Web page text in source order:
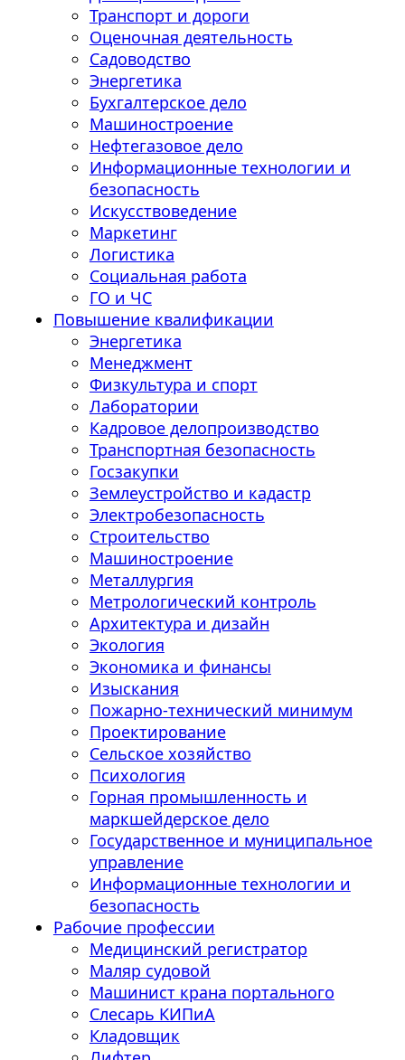
Транспорт и дороги
Оценочная деятельность
Садоводство
Энергетика
Бухгалтерское дело
Машиностроение
Нефтегазовое дело
Информационные технологии и
безопасность
Искусствоведение
Маркетинг
Логистика
Социальная работа
ГО и ЧС
Повышение квалификации
Энергетика
Менеджмент
Физкультура и спорт
Лаборатории
Кадровое делопроизводство
Транспортная безопасность
Госзакупки
Землеустройство и кадастр
Электробезопасность
Строительство
Машиностроение
Металлургия
Метрологический контроль
Архитектура и дизайн
Экология
Экономика и финансы
Изыскания
Пожарно-технический минимум
Проектирование
Сельское хозяйство
Психология
Горная промышленность и
маркшейдерское дело
Государственное и муниципальное
управление
Информационные технологии и
безопасность
Рабочие профессии
Медицинский регистратор
Маляр судовой
Машинист крана портального
Слесарь КИПиА
Кладовщик